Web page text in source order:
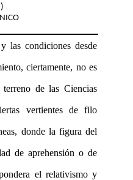
las condiciones desde
ciertamente, no es
de las Ciencias
vertientes de filo
donde la figura del
de aprehensión o de
el relativismo y